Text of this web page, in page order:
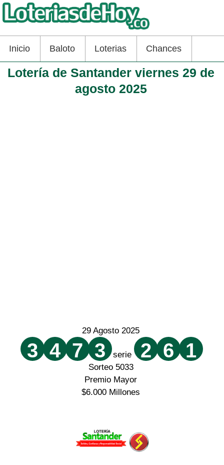
Inicio Baloto Loterias Chances
Lotería de Santander viernes 29 de
agosto 2025
29 Agosto 2025
3 4 7 3 serie 2 6 1
Sorteo 5033
Premio Mayor
$6.000 Millones